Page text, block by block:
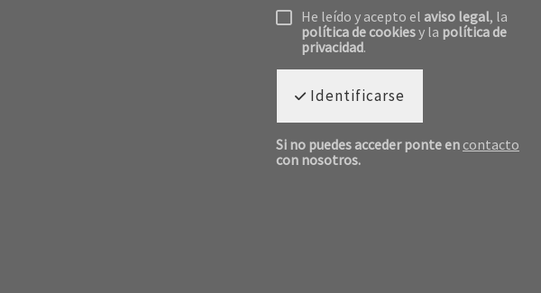
He leído y acepto el aviso legal, la
política de cookiesy la política de
privacidad.
Identificarse
Si no puedes acceder ponte en contacto
con nosotros.